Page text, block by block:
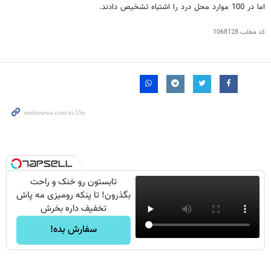
اما در 100 موارد محل درد را اشتباه تشخیص دادند.
کد مطلب1068128
تابستون رو خنک و راحت
بگذرون! تا پنکه رومیزی مه پاش
تخفیف داره بخرش
سفارش بده!